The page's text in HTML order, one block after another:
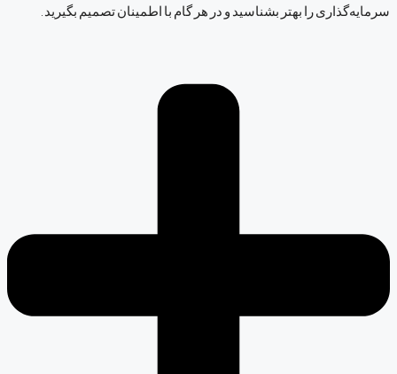
سرمایه‌گذاری را بهتر بشناسید و در هر گام با اطمینان تصمیم بگیرید.